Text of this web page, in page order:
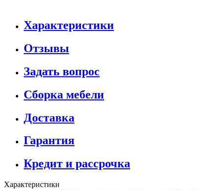
Характеристики
Отзывы
Задать вопрос
Сборка мебели
Доставка
Гарантия
Кредит и рассрочка
Характеристики